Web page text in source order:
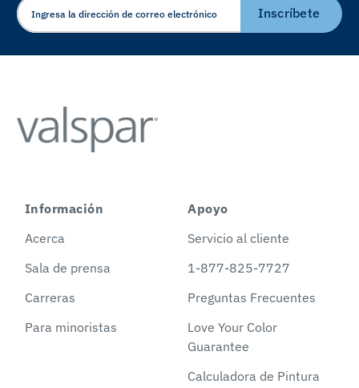
ELECTRÓNICO
Inscríbete
Información
Acerca
Sala de prensa
Carreras
Para minoristas
Apoyo
Servicio al cliente
1-877-825-7727
Preguntas Frecuentes
Love Your Color
Guarantee
Calculadora de Pintura